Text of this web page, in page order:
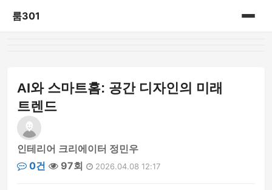
룸301
AI와 스마트홈: 공간 디자인의 미래
트렌드
인테리어 크리에이터 정민우
0건
97회 2026.04.08 12:17